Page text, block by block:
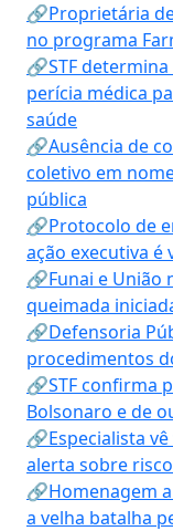
🔗Proprietária
no programa
🔗STF
perícia médica
saúde
🔗Ausência de
coletivo em
pública
🔗Protocolo de
ação executiva é
🔗Funai e União
queimada
🔗Defensoria
procedimentos
🔗STF confirma
Bolsonaro e de
🔗Especialista
alerta sobre
🔗Homenagem
a velha batalha